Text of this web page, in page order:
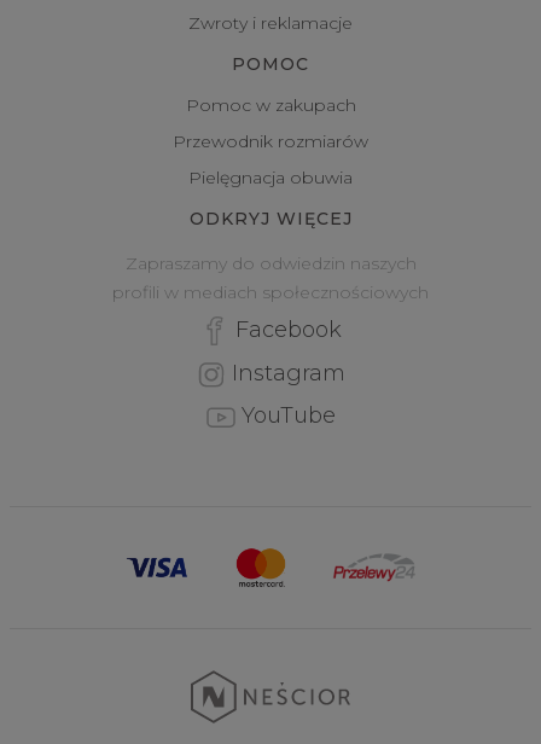
Zwroty i reklamacje
POMOC
Pomoc w zakupach
Przewodnik rozmiarów
Pielęgnacja obuwia
ODKRYJ WIĘCEJ
Zapraszamy do odwiedzin naszych
profili w mediach społecznościowych
Facebook
Instagram
YouTube